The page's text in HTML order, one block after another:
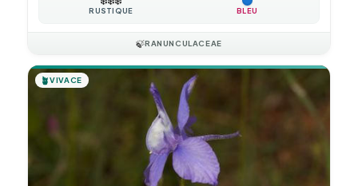
RUSTIQUE BLEU
🍃RANUNCULACEAE
🪴VIVACE